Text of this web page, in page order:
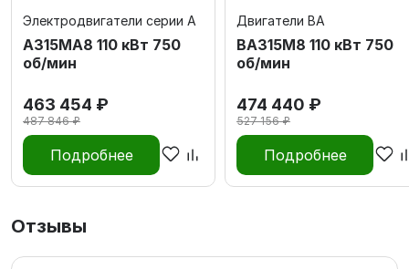
Электродвигатели серии А
А315MА8 110 кВт 750
об/мин
463 454 ₽
487 846 ₽
Подробнее
Двигатели ВА
ВА315М8 110 кВт 750
об/мин
474 440 ₽
527 156 ₽
Подробнее
Отзывы